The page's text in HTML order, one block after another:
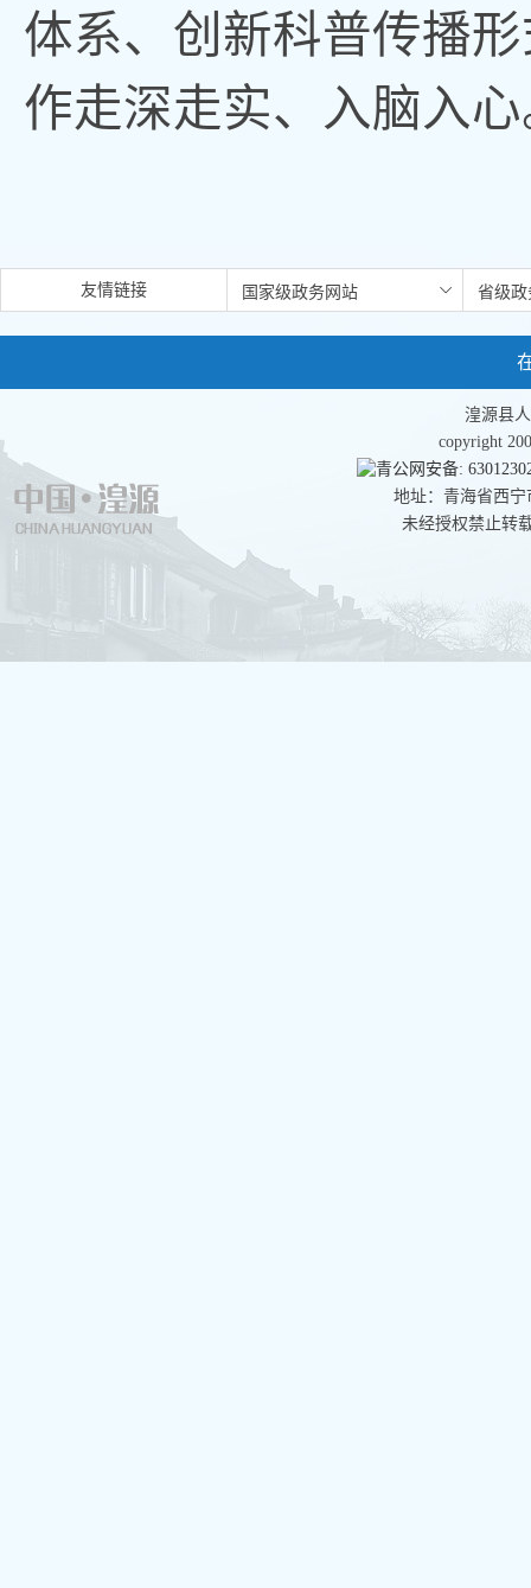
体系、创新科普传播
作走深走实、入脑入
友情链接
湟源县
copyright
青公网安备:
地址：青海省西
未经授权禁止转